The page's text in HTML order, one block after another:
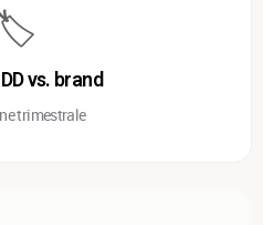
vs. brand
trimestrale